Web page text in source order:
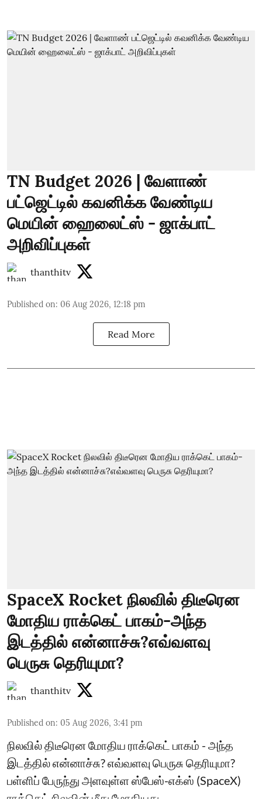
TN Budget 2026 | வேளாண்
பட்ஜெட்டில் கவனிக்க வேண்டிய
மெயின் ஹைலைட்ஸ் - ஜாக்பாட்
அறிவிப்புகள்
thanthitv
Published on: 06 Aug 2026, 12:18 pm
Read More
SpaceX Rocket நிலவில் திடீரென
மோதிய ராக்கெட் பாகம்-அந்த
இடத்தில் என்னாச்சு?எவ்வளவு
பெருசு தெரியுமா?
thanthitv
Published on: 05 Aug 2026, 3:41 pm
நிலவில் திடீரென மோதிய ராக்கெட் பாகம் - அந்த
இடத்தில் என்னாச்சு? எவ்வளவு பெருசு தெரியுமா?
பள்ளிப் பேருந்து அளவுள்ள ஸ்பேஸ்-எக்ஸ் (SpaceX)